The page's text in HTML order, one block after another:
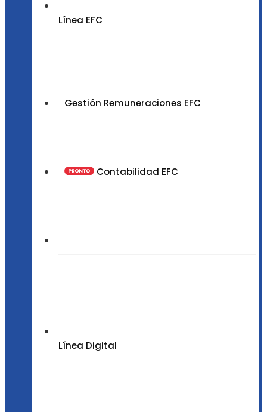
Línea EFC
Gestión Remuneraciones EFC
Contabilidad EFC
Línea Digital